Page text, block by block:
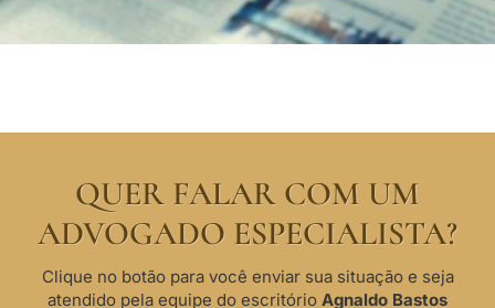
QUER FALAR COM UM
ADVOGADO ESPECIALISTA?
Clique no botão para você enviar sua situação e seja
atendido pela equipe do escritório Agnaldo Bastos